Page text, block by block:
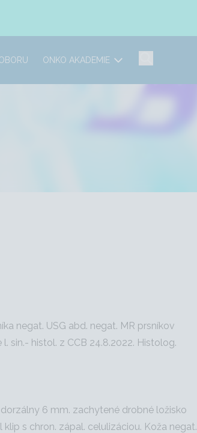
ONKO AKADEMIE
negat. USG abd. negat. MR prsníkov
sin.- histol. z CCB 24.8.2022. Histolog.
dorzálny 6 mm. zachytené drobné ložisko
klip s chron. zápal. celulizáciou. Koža negat.